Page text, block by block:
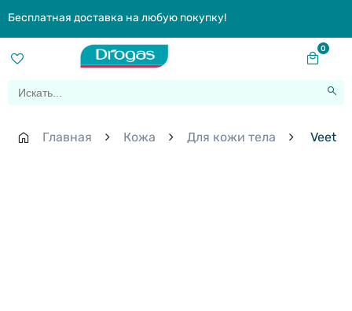
Бесплатная доставка на любую покупку!
0
Главная Кожа Для кожи тела Veet